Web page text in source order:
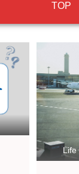
TOP
Life